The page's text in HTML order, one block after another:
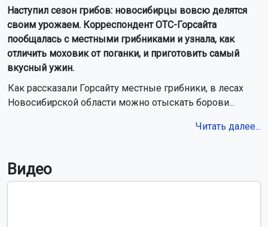
Наступил сезон грибов: новосибирцы вовсю делятся
своим урожаем. Корреспондент ОТС-Горсайта
пообщалась с местными грибниками и узнала, как
отличить моховик от поганки, и приготовить самый
вкусный ужин.
Как рассказали Горсайту местные грибники, в лесах
Новосибирской области можно отыскать борови...
Читать далее...
Видео